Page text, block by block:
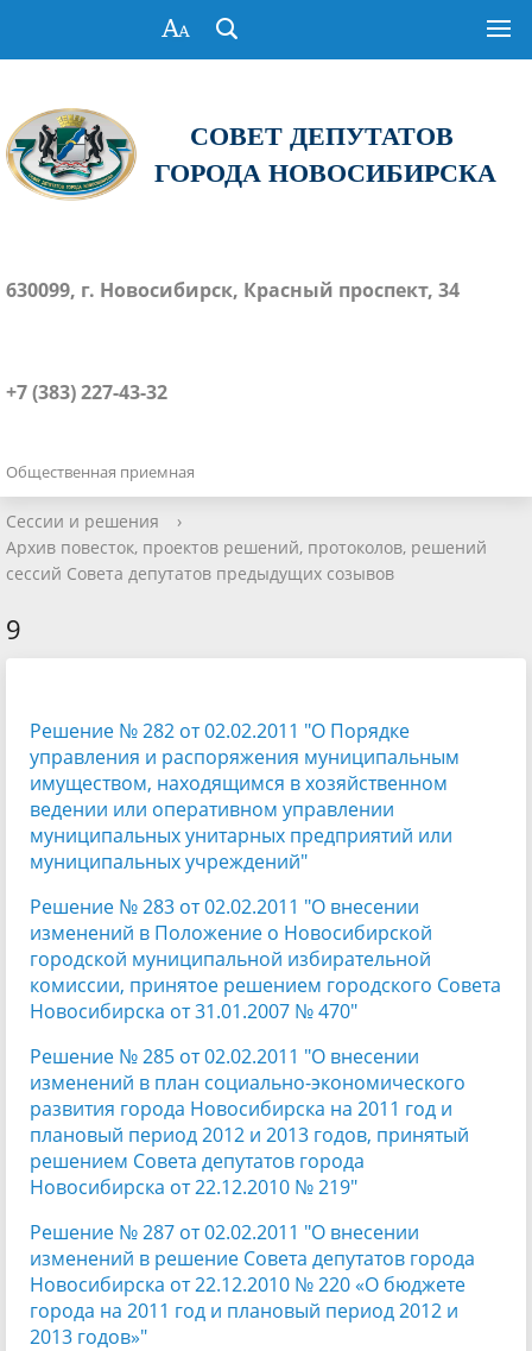
СОВЕТ ДЕПУТАТОВ
ГОРОДА НОВОСИБИРСКА
630099, г. Новосибирск, Красный проспект, 34
+7 (383) 227-43-32
Общественная приемная
Сессии и решения
›
Архив повесток, проектов решений, протоколов, решений
сессий Совета депутатов предыдущих созывов
9
Решение № 282 от 02.02.2011 "О Порядке
управления и распоряжения муниципальным
имуществом, находящимся в хозяйственном
ведении или оперативном управлении
муниципальных унитарных предприятий или
муниципальных учреждений"
Решение № 283 от 02.02.2011 "О внесении
изменений в Положение о Новосибирской
городской муниципальной избирательной
комиссии, принятое решением городского Совета
Новосибирска от 31.01.2007 № 470"
Решение № 285 от 02.02.2011 "О внесении
изменений в план социально-экономического
развития города Новосибирска на 2011 год и
плановый период 2012 и 2013 годов, принятый
решением Совета депутатов города
Новосибирска от 22.12.2010 № 219"
Решение № 287 от 02.02.2011 "О внесении
изменений в решение Совета депутатов города
Новосибирска от 22.12.2010 № 220 «О бюджете
города на 2011 год и плановый период 2012 и
2013 годов»"